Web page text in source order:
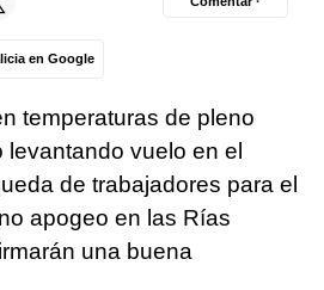
en Google
temperaturas de pleno
levantando vuelo en el
de trabajadores para el
apogeo en las Rías
una buena